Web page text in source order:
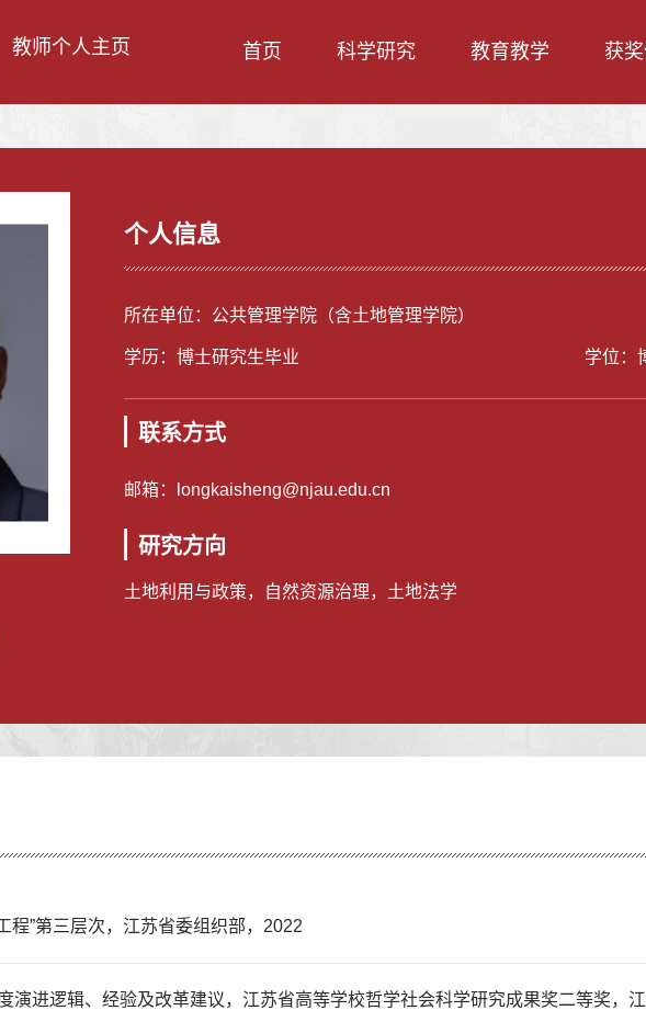
教师个人主页 首页 科学研究 教育教学 获
个人信息
所在单位：公共管理学院（含土地管理学院）
学历：博士研究生毕业 学位：
联系方式
邮箱： longkaisheng@njau.edu.cn
研究方向
土地利用与政策，自然资源治理，土地法学
程”第三层次，江苏省委组织部，2022
演进逻辑、经验及改革建议，江苏省高等学校哲学社会科学研究成果奖二等奖，